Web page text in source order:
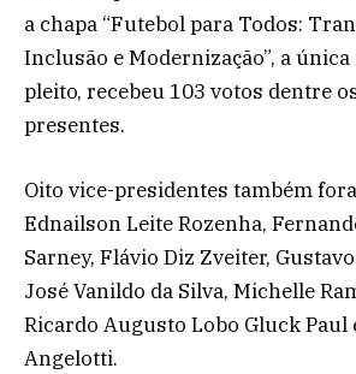
a chapa “Futebol para Todos:
Inclusão e Modernização”, a
pleito, recebeu 103 votos dentre
presentes.
Oito vice-presidentes também
Ednailson Leite Rozenha,
Sarney, Flávio Diz Zveiter,
José Vanildo da Silva, Michelle
Ricardo Augusto Lobo Gluck Paul
Angelotti.